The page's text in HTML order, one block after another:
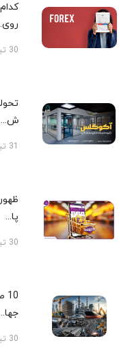
روی...
30 تیر 1405
ش...
پا...
30 تیر 1405
10
جها...
30 تیر 1405